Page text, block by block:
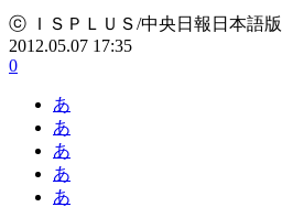
ⓒ ＩＳＰＬＵＳ/中央日報日本語版
2012.05.07 17:35
0
あ
あ
あ
あ
あ